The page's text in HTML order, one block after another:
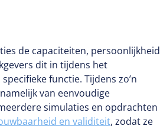
de capaciteiten, persoonlijkheid
dit in tijdens het
functie. Tijdens zo’n
van eenvoudige
simulaties en opdrachten
en validiteit, zodat ze